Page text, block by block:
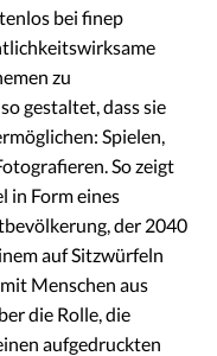
bei finep
zu
gestaltet, dass sie
Spielen,
So zeigt
in Form eines
der 2040
auf Sitzwürfeln
Menschen aus
die Rolle, die
aufgedruckten